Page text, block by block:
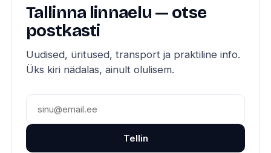
Tallinna linnaelu — otse
postkasti
Uudised, üritused, transport ja praktiline info.
Üks kiri nädalas, ainult olulisem.
Tellin